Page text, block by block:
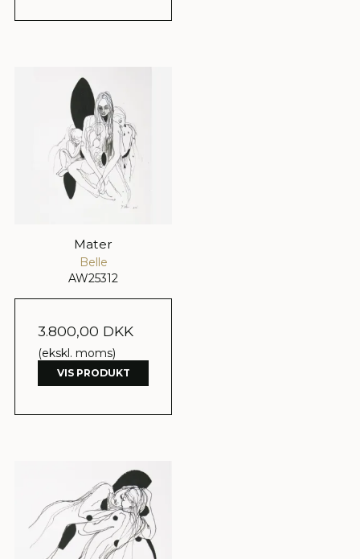
Mater
Belle
AW25312
3.800,00 DKK
(ekskl. moms)
VIS PRODUKT